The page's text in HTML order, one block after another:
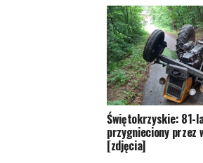
Świętokrzyskie: 81-
przygnieciony przez
[zdjęcia]